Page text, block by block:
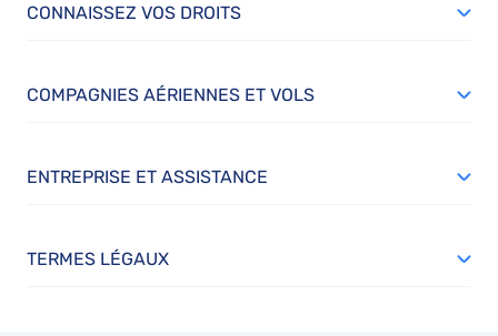
CONNAISSEZ VOS DROITS
COMPAGNIES AÉRIENNES ET VOLS
ENTREPRISE ET ASSISTANCE
TERMES LÉGAUX